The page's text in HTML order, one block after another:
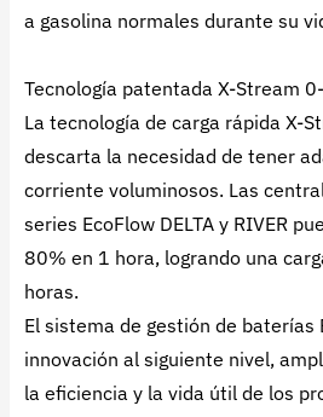
a gasolina normales durante su
Tecnología patentada X-Stream
La tecnología de carga rápida X-
descarta la necesidad de tener
corriente voluminosos. Las
series EcoFlow DELTA y RIVER
80% en 1 hora, logrando una
horas.
El sistema de gestión de baterías
innovación al siguiente nivel,
la eficiencia y la vida útil de los